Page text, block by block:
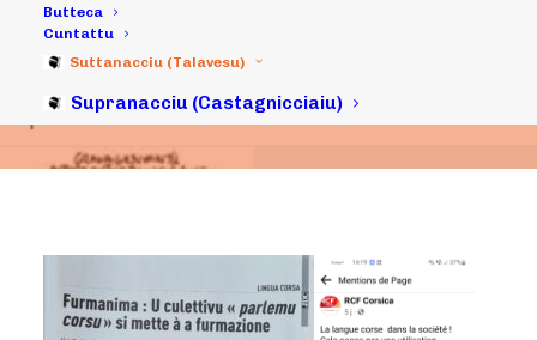
Butteca
Cuntattu
Suttanacciu (Talavesu)
Supranacciu (Castagnicciaiu)